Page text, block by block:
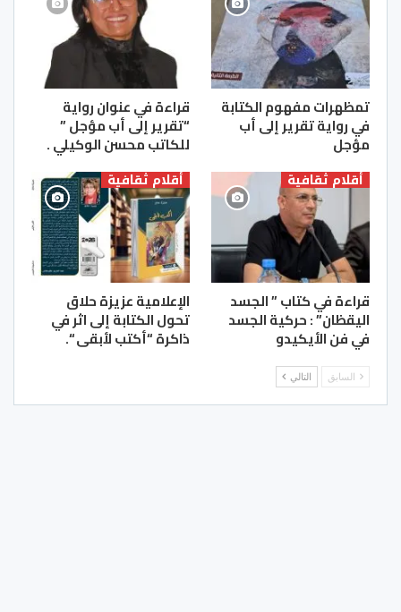
تمظهرات مفهوم الكتابة
في رواية تقرير إلى أب
مؤجل
قراءة في عنوان رواية
“تقرير إلى أب مؤجل ”
للكاتب محسن الوكيلي .
أقلام ثقافية
قراءة في كتاب ” الجسد
اليقظان” : حركية الجسد
في فن الأيكيدو
أقلام ثقافية
الإعلامية عزيزة حلاق
تحول الكتابة إلى اثر في
ذاكرة “أكتب لأبقى “.
السابق التالي